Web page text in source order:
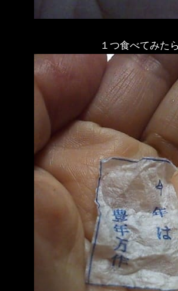
１つ食べてみた